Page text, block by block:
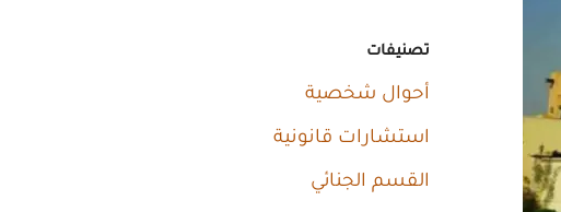
تصنيفات
أحوال شخصية
استشارات قانونية
القسم الجنائي